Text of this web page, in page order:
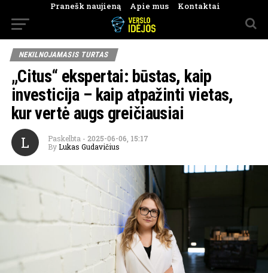
Pranešk naujieną Apie mus Kontaktai
NEKILNOJAMASIS TURTAS
„Citus“ ekspertai: būstas, kaip
investicija – kaip atpažinti vietas,
kur vertė augs greičiausiai
L Paskelbta - 2025-06-06, 15:17
By Lukas Gudavičius